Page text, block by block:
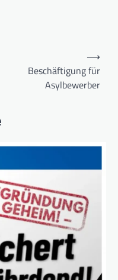
Beschäftigung für
Asylbewerber
⟶